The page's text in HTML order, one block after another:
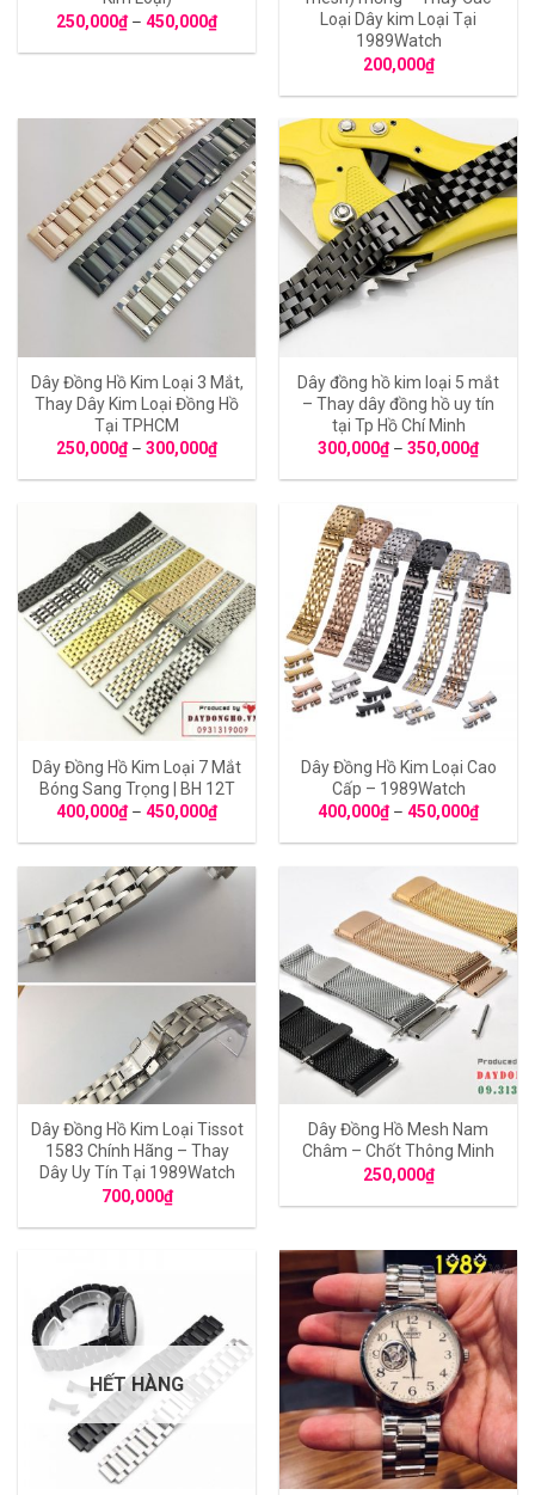
250,000₫– 450,000₫
Loại Dây kim Loại Tại
1989Watch
200,000₫
Dây Đồng Hồ Kim Loại 3 Mắt,
Thay Dây Kim Loại Đồng Hồ
Tại TPHCM
250,000₫– 300,000₫
Dây đồng hồ kim loại 5 mắt
– Thay dây đồng hồ uy tín
tại Tp Hồ Chí Minh
300,000₫– 350,000₫
Dây Đồng Hồ Kim Loại 7 Mắt
Bóng Sang Trọng | BH 12T
400,000₫– 450,000₫
Dây Đồng Hồ Kim Loại Cao
Cấp – 1989Watch
400,000₫– 450,000₫
Dây Đồng Hồ Kim Loại Tissot
1583 Chính Hãng – Thay
Dây Uy Tín Tại 1989Watch
700,000₫
Dây Đồng Hồ Mesh Nam
Châm – Chốt Thông Minh
250,000₫
HẾT HÀNG